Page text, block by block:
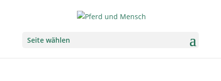
Seite wählen